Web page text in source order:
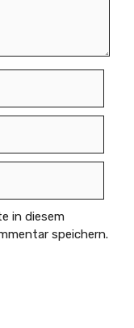
in diesem
speichern.